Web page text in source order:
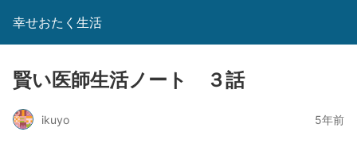
幸せおたく生活
賢い医師生活ノート ３話
ikuyo 5年前